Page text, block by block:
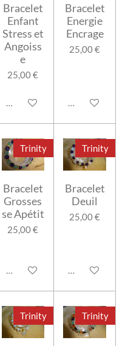
Bracelet
Enfant
Stress et
Angoiss
e
25,00 €
Ajouter au panier
Bracelet
Energie
Encrage
25,00 €
Ajouter au
Trinity
Bracelet
Grosses
se Apétit
25,00 €
Ajouter au panier
Trinity
Bracelet
Deuil
25,00 €
Ajouter au
Trinity Trinity